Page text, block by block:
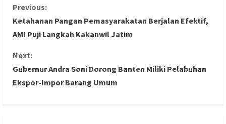
C
o
n
t
Previous:
Ketahanan Pangan Pemasyarakatan Berjalan Efektif,
AMI Puji Langkah Kakanwil Jatim
Next:
Gubernur Andra Soni Dorong Banten Miliki Pelabuhan
Ekspor-Impor Barang Umum